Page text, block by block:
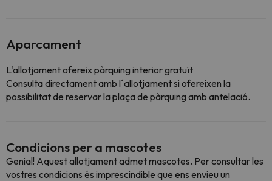
Aparcament
L'allotjament ofereix pàrquing interior gratuït
Consulta directament amb l´allotjament si ofereixen la
possibilitat de reservar la plaça de pàrquing amb antelació.
Condicions per a mascotes
Genial! Aquest allotjament admet mascotes. Per consultar les
vostres condicions és imprescindible que ens envieu un